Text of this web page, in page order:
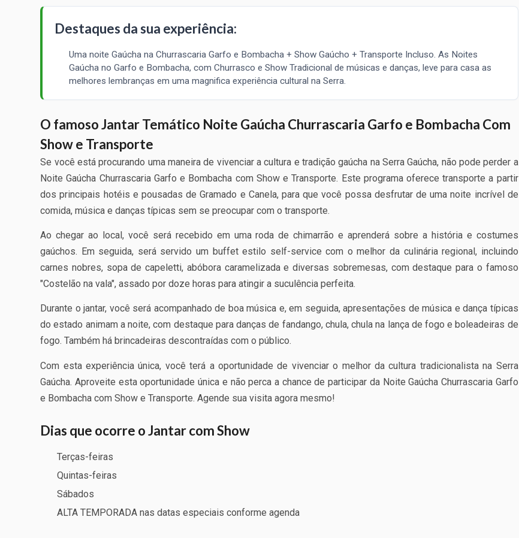
Destaques da sua experiência:
Uma noite Gaúcha na Churrascaria Garfo e Bombacha + Show Gaúcho + Transporte Incluso. As Noites
Gaúcha no Garfo e Bombacha, com Churrasco e Show Tradicional de músicas e danças, leve para casa as
melhores lembranças em uma magnifica experiência cultural na Serra.
O famoso Jantar Temático Noite Gaúcha Churrascaria Garfo e Bombacha Com
Show e Transporte
Se você está procurando uma maneira de vivenciar a cultura e tradição gaúcha na Serra Gaúcha, não pode perder a
Noite Gaúcha Churrascaria Garfo e Bombacha com Show e Transporte. Este programa oferece transporte a partir
dos principais hotéis e pousadas de Gramado e Canela, para que você possa desfrutar de uma noite incrível de
comida, música e danças típicas sem se preocupar com o transporte.
Ao chegar ao local, você será recebido em uma roda de chimarrão e aprenderá sobre a história e costumes
gaúchos. Em seguida, será servido um buffet estilo self-service com o melhor da culinária regional, incluindo
carnes nobres, sopa de capeletti, abóbora caramelizada e diversas sobremesas, com destaque para o famoso
"Costelão na vala", assado por doze horas para atingir a suculência perfeita.
Durante o jantar, você será acompanhado de boa música e, em seguida, apresentações de música e dança típicas
do estado animam a noite, com destaque para danças de fandango, chula, chula na lança de fogo e boleadeiras de
fogo. Também há brincadeiras descontraídas com o público.
Com esta experiência única, você terá a oportunidade de vivenciar o melhor da cultura tradicionalista na Serra
Gaúcha. Aproveite esta oportunidade única e não perca a chance de participar da Noite Gaúcha Churrascaria Garfo
e Bombacha com Show e Transporte. Agende sua visita agora mesmo!
Dias que ocorre o Jantar com Show
Terças-feiras
Quintas-feiras
Sábados
ALTA TEMPORADA nas datas especiais conforme agenda